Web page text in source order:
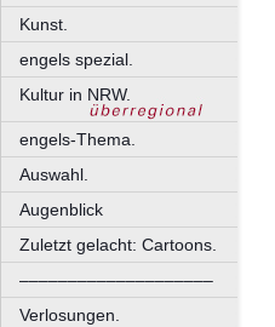
Kunst.
engels spezial.
Kultur in NRW.
engels-Thema.
Auswahl.
Augenblick
Zuletzt gelacht: Cartoons.
––––––––––––––––––––
Verlosungen.